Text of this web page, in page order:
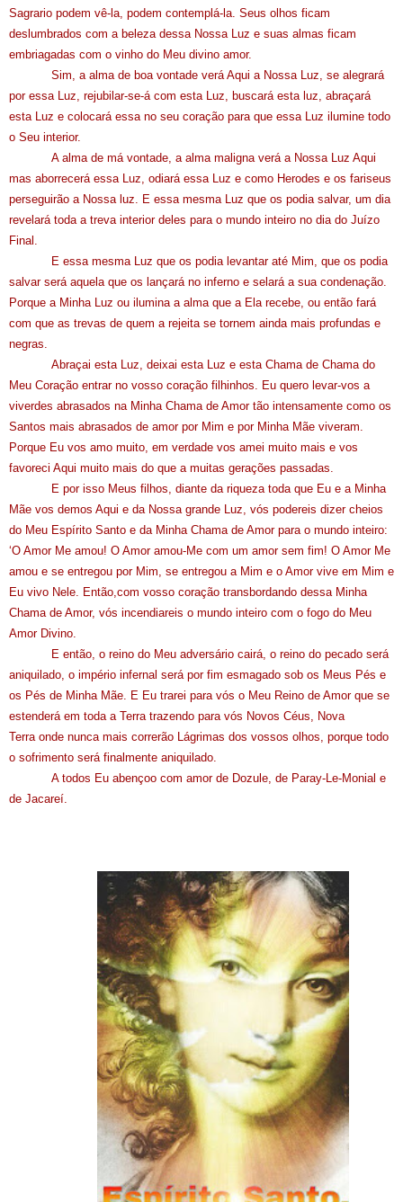
Sagrario podem vê-la, podem contemplá-la. Seus olhos ficam
deslumbrados com a beleza dessa Nossa Luz e suas almas ficam
embriagadas com o vinho do Meu divino amor.
Sim, a alma de boa vontade verá Aqui a Nossa Luz, se alegrará
por essa Luz, rejubilar-se-á com esta Luz, buscará esta luz, abraçará
esta Luz e colocará essa no seu coração para que essa Luz ilumine todo
o Seu interior.
A alma de má vontade, a alma maligna verá a Nossa Luz Aqui
mas aborrecerá essa Luz, odiará essa Luz e como Herodes e os fariseus
perseguirão a Nossa luz. E essa mesma Luz que os podia salvar, um dia
revelará toda a treva interior deles para o mundo inteiro no dia do Juízo
Final.
E essa mesma Luz que os podia levantar até Mim, que os podia
salvar será aquela que os lançará no inferno e selará a sua condenação.
Porque a Minha Luz ou ilumina a alma que a Ela recebe, ou então fará
com que as trevas de quem a rejeita se tornem ainda mais profundas e
negras.
Abraçai esta Luz, deixai esta Luz e esta Chama de Chama do
Meu Coração entrar no vosso coração filhinhos. Eu quero levar-vos a
viverdes abrasados na Minha Chama de Amor tão intensamente como os
Santos mais abrasados de amor por Mim e por Minha Mãe viveram.
Porque Eu vos amo muito, em verdade vos amei muito mais e vos
favoreci Aqui muito mais do que a muitas gerações passadas.
E por isso Meus filhos, diante da riqueza toda que Eu e a Minha
Mãe vos demos Aqui e da Nossa grande Luz, vós podereis dizer cheios
do Meu Espírito Santo e da Minha Chama de Amor para o mundo inteiro:
‘O Amor Me amou! O Amor amou-Me com um amor sem fim! O Amor Me
amou e se entregou por Mim, se entregou a Mim e o Amor vive em Mim e
Eu vivo Nele. Então, com vosso coração transbordando dessa Minha
Chama de Amor, vós incendiareis o mundo inteiro com o fogo do Meu
Amor Divino.
E então, o reino do Meu adversário cairá, o reino do pecado será
aniquilado, o império infernal será por fim esmagado sob os Meus Pés e
os Pés de Minha Mãe. E Eu trarei para vós o Meu Reino de Amor que se
estenderá em toda a Terra trazendo para vós Novos Céus, Nova
Terra onde nunca mais correrão Lágrimas dos vossos olhos, porque todo
o sofrimento será finalmente aniquilado.
A todos Eu abençoo com amor de Dozule, de Paray-Le-Monial e
de Jacareí.